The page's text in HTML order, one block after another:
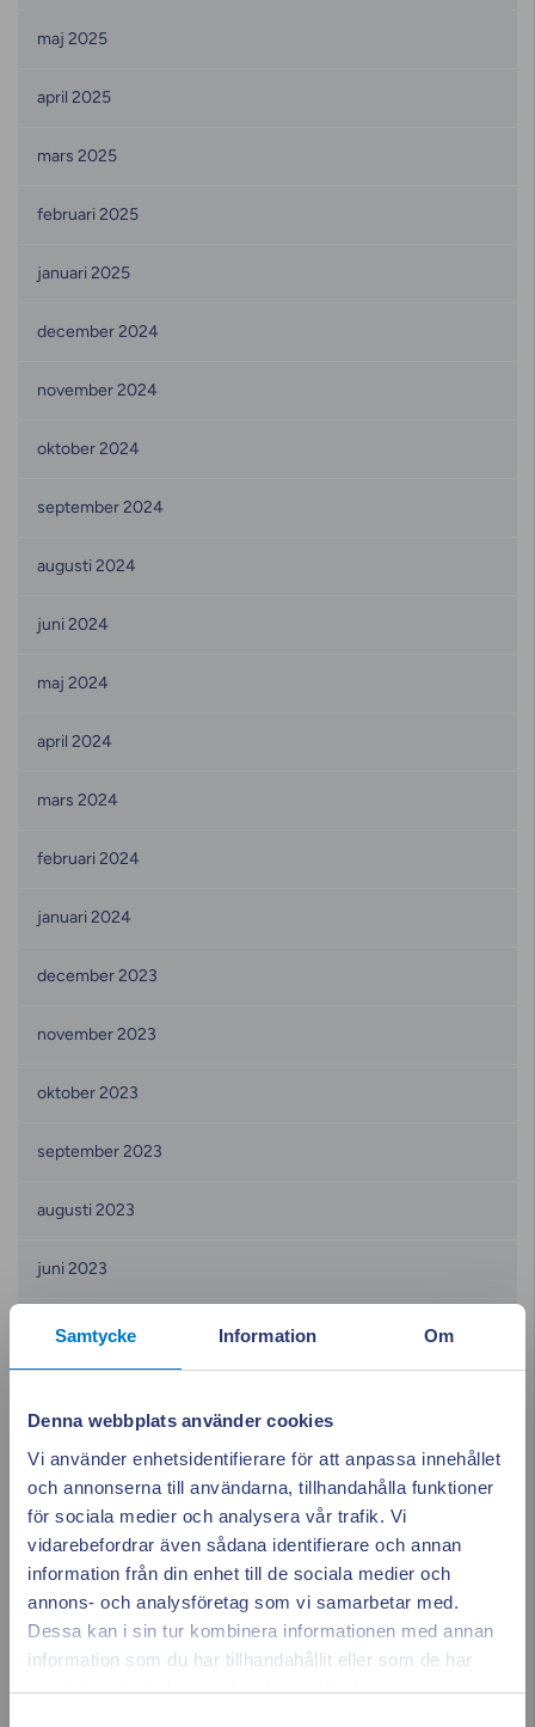
Samtycke Information Om
Denna webbplats använder cookies
Vi använder enhetsidentifierare för att anpassa innehållet
och annonserna till användarna, tillhandahålla funktioner
för sociala medier och analysera vår trafik. Vi
vidarebefordrar även sådana identifierare och annan
information från din enhet till de sociala medier och
annons- och analysföretag som vi samarbetar med.
Dessa kan i sin tur kombinera informationen med annan
information som du har tillhandahållit eller som de har
samlat in när du har använt deras tjänster.
maj 2025
april 2025
mars 2025
februari 2025
januari 2025
december 2024
november 2024
oktober 2024
september 2024
augusti 2024
juni 2024
maj 2024
april 2024
mars 2024
februari 2024
januari 2024
december 2023
november 2023
oktober 2023
september 2023
augusti 2023
juni 2023
maj 2023
december 2022
Stäng
Appen ger dig